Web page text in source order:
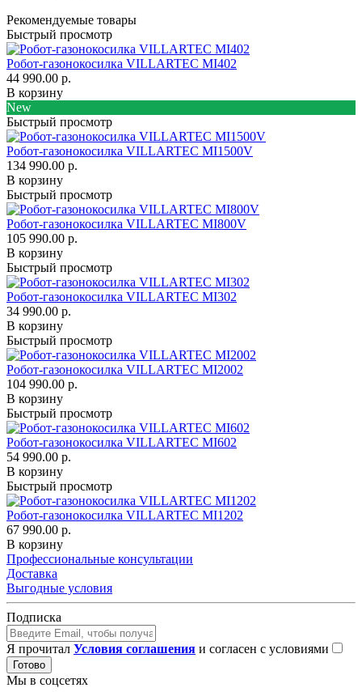
Рекомендуемые товары
Быстрый просмотр
Робот-газонокосилка VILLARTEC MI402
44 990.00 р.
В корзину
New
Быстрый просмотр
Робот-газонокосилка VILLARTEC MI1500V
134 990.00 р.
В корзину
Быстрый просмотр
Робот-газонокосилка VILLARTEC MI800V
105 990.00 р.
В корзину
Быстрый просмотр
Робот-газонокосилка VILLARTEC MI302
34 990.00 р.
В корзину
Быстрый просмотр
Робот-газонокосилка VILLARTEC MI2002
104 990.00 р.
В корзину
Быстрый просмотр
Робот-газонокосилка VILLARTEC MI602
54 990.00 р.
В корзину
Быстрый просмотр
Робот-газонокосилка VILLARTEC MI1202
67 990.00 р.
В корзину
Профессиональные консультации
Доставка
Выгодные условия
Подписка
Я прочитал Условия соглашения и согласен с условиями
Готово
Мы в соцсетях